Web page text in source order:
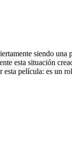
siendo una
esta situación
película: es un